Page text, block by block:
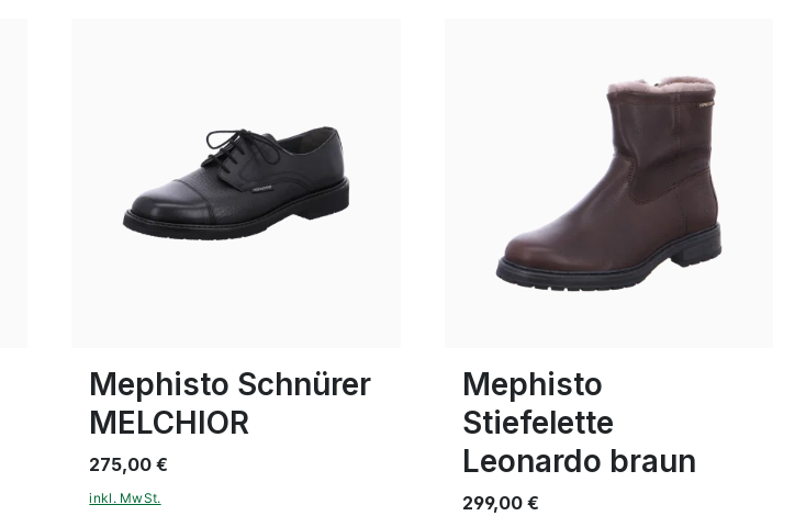
Mephisto Schnürer
MELCHIOR
275,00 €
inkl. MwSt.
schwarz
Mephisto
Stiefelette
Leonardo braun
299,00 €